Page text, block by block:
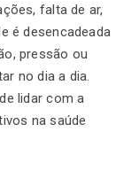
falta de ar,
é desencadeada
pressão ou
no dia a dia.
lidar com a
na saúde